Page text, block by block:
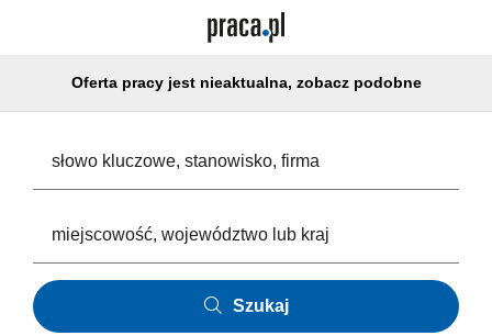
Oferta pracy jest nieaktualna, zobacz podobne
Szukaj